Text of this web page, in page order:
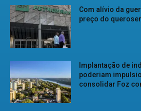
Com alívio da
preço do
Implantação de
poderiam
consolidar Foz